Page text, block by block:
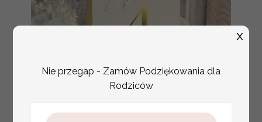
Nie przegap - Zamów Podziękowania dla
Rodziców
X